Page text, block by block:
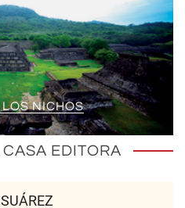
NICHOS
EDITORA